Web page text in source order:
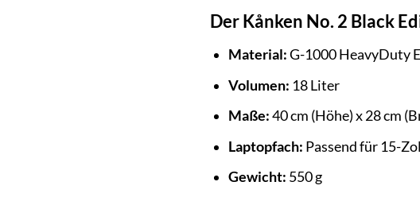
Der Kånken No. 2 Black
Material:G-1000 HeavyDuty
Volumen: 18 Liter
Maße:40 cm (Höhe) x 28 cm
Laptopfach: Passend für 15-
Gewicht: 550 g